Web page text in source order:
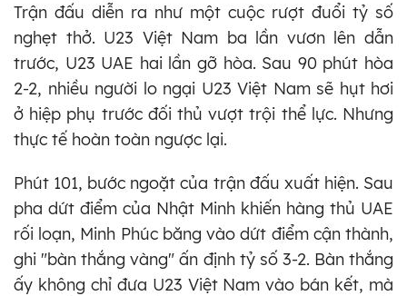
Trận đấu diễn ra như một cuộc rượt đuổi tỷ số
nghẹt thở. U23 Việt Nam ba lần vươn lên dẫn
trước, U23 UAE hai lần gỡ hòa. Sau 90 phút hòa
2-2, nhiều người lo ngại U23 Việt Nam sẽ hụt hơi
ở hiệp phụ trước đối thủ vượt trội thể lực. Nhưng
thực tế hoàn toàn ngược lại.
Phút 101, bước ngoặt của trận đấu xuất hiện. Sau
pha dứt điểm của Nhật Minh khiến hàng thủ UAE
rối loạn, Minh Phúc băng vào dứt điểm cận thành,
ghi "bàn thắng vàng" ấn định tỷ số 3-2. Bàn thắng
ấy không chỉ đưa U23 Việt Nam vào bán kết, mà